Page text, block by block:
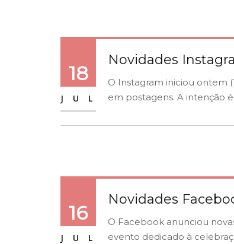
18
JUL
Novidades
O Instagram iniciou ontem
em postagens. A intenção
16
JUL
Novidades
O Facebook anunciou
evento dedicado à